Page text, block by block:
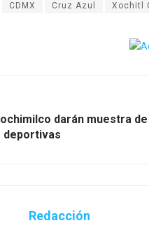
CDMX Cruz Azul Xochitl
darán muestra
deportivas
Redacción